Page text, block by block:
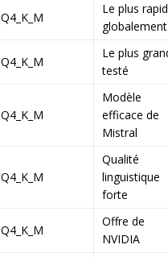
Q4_K_M
Le plus
globalement
Q4_K_M
Le plus
testé
Q4_K_M
Modèle
efficace de
Mistral
Q4_K_M
Qualité
linguistique
forte
Q4_K_M
Offre de
NVIDIA